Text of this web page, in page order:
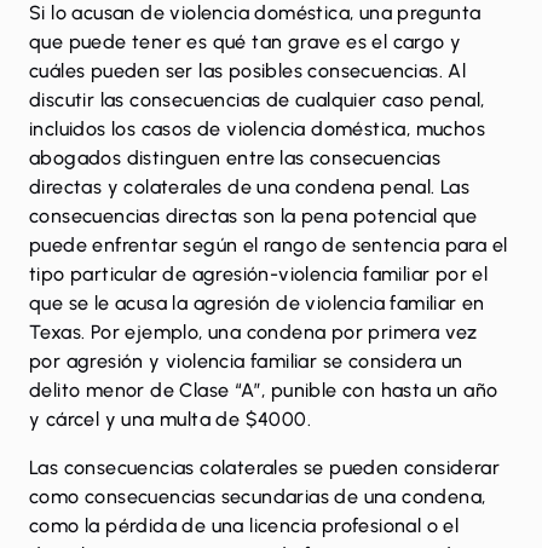
Si lo acusan de violencia doméstica, una pregunta
que puede tener es qué tan grave es el cargo y
cuáles pueden ser las posibles consecuencias. Al
discutir las consecuencias de cualquier caso penal,
incluidos los casos de violencia doméstica, muchos
abogados distinguen entre las consecuencias
directas y colaterales de una condena penal. Las
consecuencias directas son la pena potencial que
puede enfrentar según el rango de sentencia para el
tipo particular de agresión-violencia familiar por el
que se leacusa la agresión de violencia familiar en
Texas. Por ejemplo, una condena por primera vez
por agresión y violencia familiar se considera un
delito menor de Clase “A”, punible con hasta un año
y cárcel y una multa de $4000.
Las consecuencias colaterales se pueden considerar
como consecuencias secundarias de una condena,
como la pérdida de una licencia profesional o el